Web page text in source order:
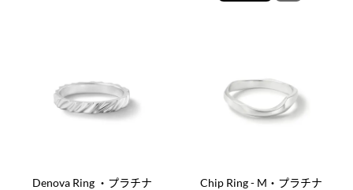
Denova Ring ・プラチナ Chip Ring - M・プラチナ